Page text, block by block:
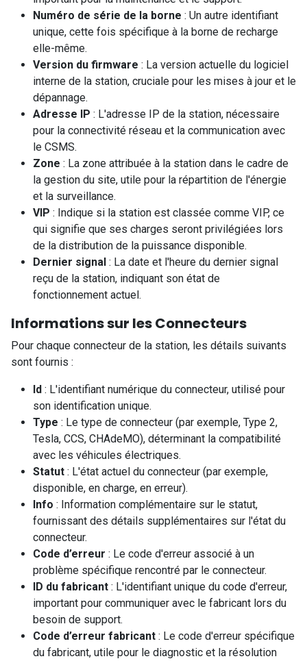
Numéro de série de la borne : Un autre identifiant
unique, cette fois spécifique à la borne de recharge
elle-même.
Version du firmware : La version actuelle du logiciel
interne de la station, cruciale pour les mises à jour et le
dépannage.
Adresse IP : L'adresse IP de la station, nécessaire
pour la connectivité réseau et la communication avec
le CSMS.
Zone : La zone attribuée à la station dans le cadre de
la gestion du site, utile pour la répartition de l'énergie
et la surveillance.
VIP : Indique si la station est classée comme VIP, ce
qui signifie que ses charges seront privilégiées lors
de la distribution de la puissance disponible.
Dernier signal : La date et l'heure du dernier signal
reçu de la station, indiquant son état de
fonctionnement actuel.
Informations sur les Connecteurs
Pour chaque connecteur de la station, les détails suivants
sont fournis :
Id : L'identifiant numérique du connecteur, utilisé pour
son identification unique.
Type : Le type de connecteur (par exemple, Type 2,
Tesla, CCS, CHAdeMO), déterminant la compatibilité
avec les véhicules électriques.
Statut : L'état actuel du connecteur (par exemple,
disponible, en charge, en erreur).
Info : Information complémentaire sur le statut,
fournissant des détails supplémentaires sur l'état du
connecteur.
Code d’erreur : Le code d'erreur associé à un
problème spécifique rencontré par le connecteur.
ID du fabricant : L'identifiant unique du code d'erreur,
important pour communiquer avec le fabricant lors du
besoin de support.
Code d’erreur fabricant : Le code d'erreur spécifique
du fabricant, utile pour le diagnostic et la résolution